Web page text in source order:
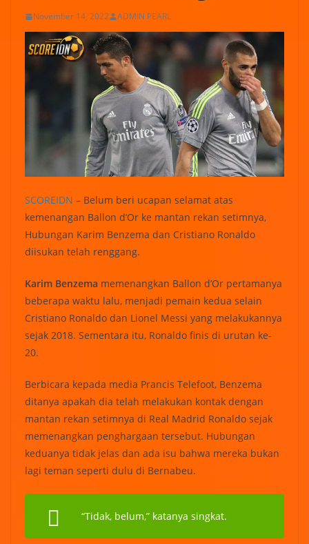
November 14, 2022 ADMIN PEARL
SCOREIDN – Belum beri ucapan selamat atas
kemenangan Ballon d’Or ke mantan rekan setimnya,
Hubungan Karim Benzema dan Cristiano Ronaldo
diisukan telah renggang.
Karim Benzema memenangkan Ballon d’Or pertamanya
beberapa waktu lalu, menjadi pemain kedua selain
Cristiano Ronaldo dan Lionel Messi yang melakukannya
sejak 2018. Sementara itu, Ronaldo finis di urutan ke-
20.
Berbicara kepada media Prancis Telefoot, Benzema
ditanya apakah dia telah melakukan kontak dengan
mantan rekan setimnya di Real Madrid Ronaldo sejak
memenangkan penghargaan tersebut. Hubungan
keduanya tidak jelas dan ada isu bahwa mereka bukan
lagi teman seperti dulu di Bernabeu.
“Tidak, belum,” katanya singkat.